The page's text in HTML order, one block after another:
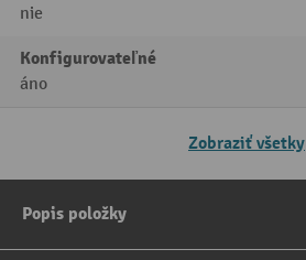
nie
Konfigurovateľné
áno
Zobraziť všetky
Popis položky